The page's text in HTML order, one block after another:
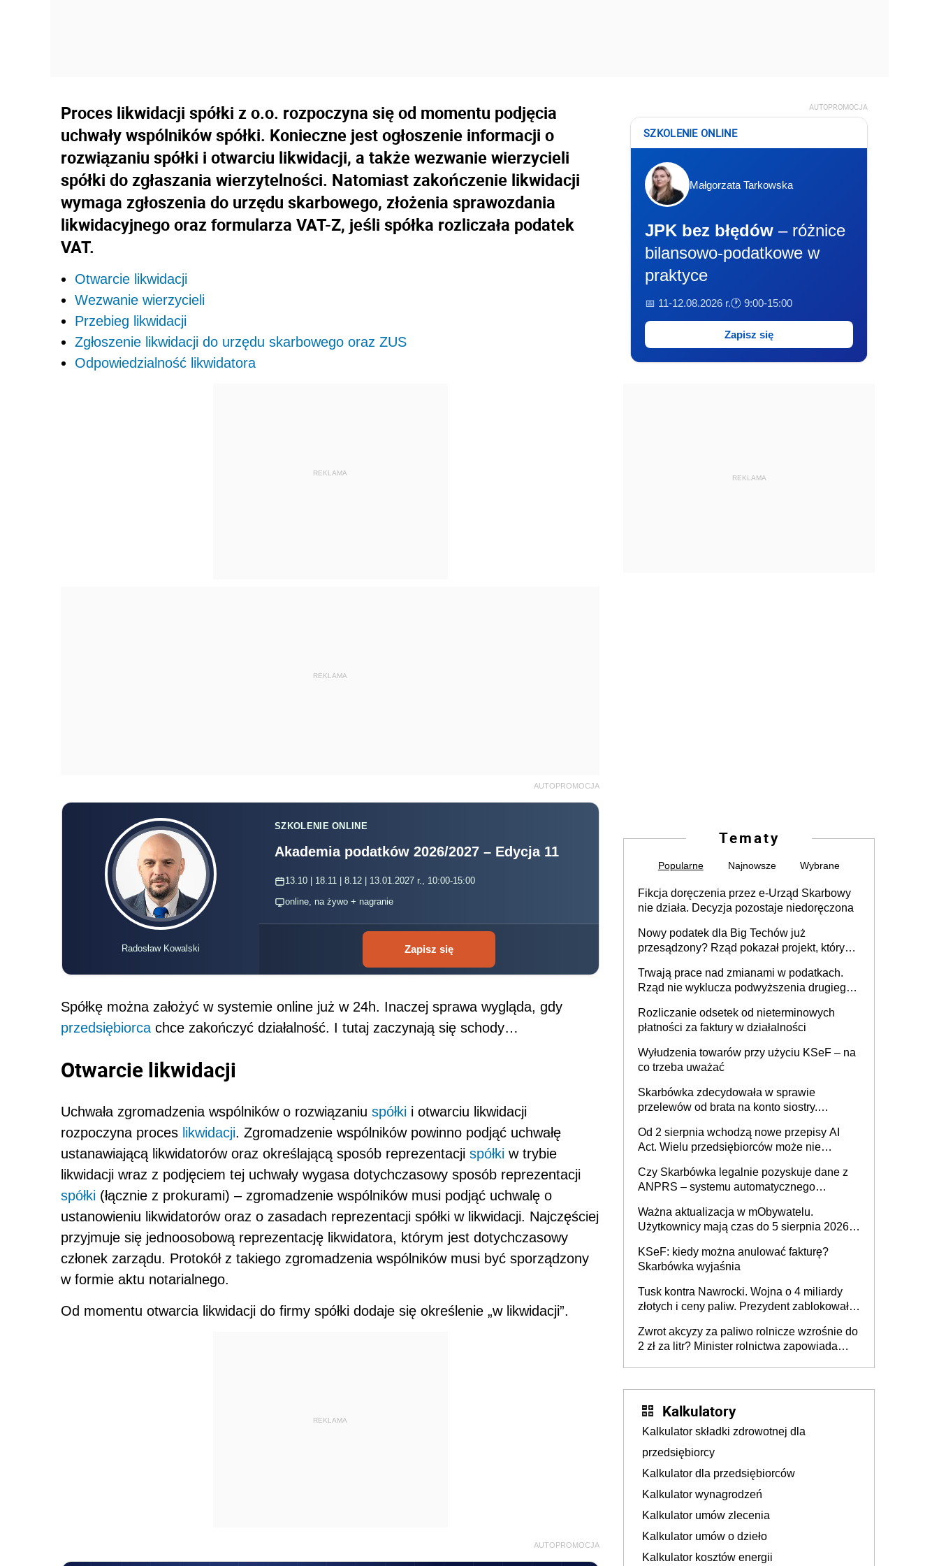
Proces likwidacji spółki z o.o. rozpoczyna się od momentu podjęcia
uchwały wspólników spółki. Konieczne jest ogłoszenie informacji o
rozwiązaniu spółki i otwarciu likwidacji, a także wezwanie wierzycieli
spółki do zgłaszania wierzytelności. Natomiast zakończenie likwidacji
wymaga zgłoszenia do urzędu skarbowego, złożenia sprawozdania
likwidacyjnego oraz formularza VAT-Z, jeśli spółka rozliczała podatek
VAT.
Otwarcie likwidacji
Wezwanie wierzycieli
Przebieg likwidacji
Zgłoszenie likwidacji do urzędu skarbowego oraz ZUS
Odpowiedzialność likwidatora
REKLAMA
REKLAMA
AUTOPROMOCJA
Radosław Kowalski
SZKOLENIE ONLINE
Akademia podatków 2026/2027 – Edycja 11
13.10 | 18.11 | 8.12 | 13.01.2027 r., 10:00-15:00
online, na żywo + nagranie
Zapisz się
Spółkę można założyć w systemie online już w 24h. Inaczej sprawa wygląda, gdy
przedsiębiorca chce zakończyć działalność. I tutaj zaczynają się schody…
Otwarcie likwidacji
Uchwała zgromadzenia wspólników o rozwiązaniu spółki i otwarciu likwidacji
rozpoczyna proces likwidacji. Zgromadzenie wspólników powinno podjąć uchwałę
ustanawiającą likwidatorów oraz określającą sposób reprezentacji spółki w trybie
likwidacji wraz z podjęciem tej uchwały wygasa dotychczasowy sposób reprezentacji
spółki (łącznie z prokurami) – zgromadzenie wspólników musi podjąć uchwalę o
ustanowieniu likwidatorów oraz o zasadach reprezentacji spółki w likwidacji. Najczęściej
przyjmuje się jednoosobową reprezentację likwidatora, którym jest dotychczasowy
członek zarządu. Protokół z takiego zgromadzenia wspólników musi być sporządzony
w formie aktu notarialnego.
Od momentu otwarcia likwidacji do firmy spółki dodaje się określenie „w likwidacji”.
REKLAMA
AUTOPROMOCJA
AUTOPROMOCJA
SZKOLENIE ONLINE
Małgorzata Tarkowska
JPK bez błędów – różnice
bilansowo-podatkowe w
praktyce
📅 11-12.08.2026 r.🕐 9:00-15:00
Zapisz się
REKLAMA
Tematy
Popularne Najnowsze Wybrane
Fikcja doręczenia przez e-Urząd Skarbowy
nie działa. Decyzja pozostaje niedoręczona
Nowy podatek dla Big Techów już
przesądzony? Rząd pokazał projekt, który
Trwają prace nad zmianami w podatkach.
Rząd nie wyklucza podwyższenia drugiego
Rozliczanie odsetek od nieterminowych
płatności za faktury w działalności
Wyłudzenia towarów przy użyciu KSeF – na
co trzeba uważać
Skarbówka zdecydowała w sprawie
przelewów od brata na konto siostry.
darowizna, ale podatku jednak nie będzie
Od 2 sierpnia wchodzą nowe przepisy AI
Act. Wielu przedsiębiorców może nie
Czy Skarbówka legalnie pozyskuje dane z
ANPRS – systemu automatycznego
pojazdów z kamer drogowych?
Ważna aktualizacja w mObywatelu.
Użytkownicy mają czas do 5 sierpnia 2026
KSeF: kiedy można anulować fakturę?
Skarbówka wyjaśnia
Tusk kontra Nawrocki. Wojna o 4 miliardy
złotych i ceny paliw. Prezydent zablokował
wymierzonym we wszystkich polskich
kierowców”
Zwrot akcyzy za paliwo rolnicze wzrośnie do
2 zł za litr? Minister rolnictwa zapowiada
Kalkulatory
Kalkulator składki zdrowotnej dla
przedsiębiorcy
Kalkulator dla przedsiębiorców
Kalkulator wynagrodzeń
Kalkulator umów zlecenia
Kalkulator umów o dzieło
Kalkulator kosztów energii